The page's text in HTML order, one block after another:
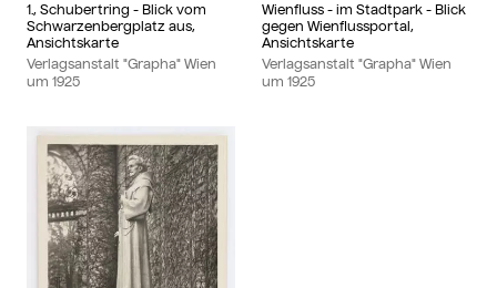
1., Schubertring - Blick vom
Schwarzenbergplatz aus,
Ansichtskarte
Verlagsanstalt "Grapha" Wien
um 1925
Wienfluss - im Stadtpark - Blick
gegen Wienflussportal,
Ansichtskarte
Verlagsanstalt "Grapha" Wien
um 1925